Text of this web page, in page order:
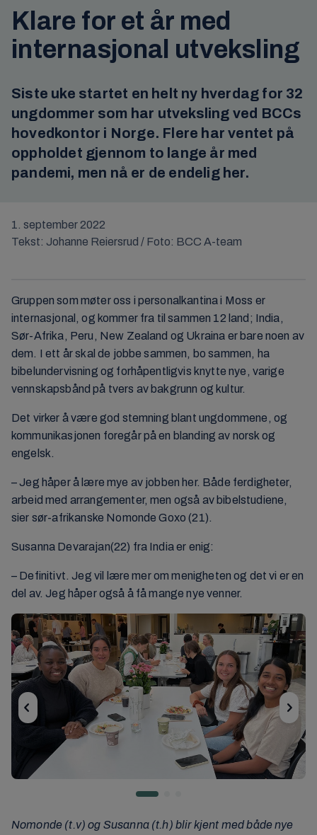
Klare for et år med
internasjonal utveksling
Siste uke startet en helt ny hverdag for 32
ungdommer som har utveksling ved BCCs
hovedkontor i Norge. Flere har ventet på
oppholdet gjennom to lange år med
pandemi, men nå er de endelig her.
1. september 2022
Tekst: Johanne Reiersrud / Foto: BCC A-team
Gruppen som møter oss i personalkantina i Moss er
internasjonal, og kommer fra til sammen 12 land; India,
Sør-Afrika, Peru, New Zealand og Ukraina er bare noen av
dem. I ett år skal de jobbe sammen, bo sammen, ha
bibelundervisning og forhåpentligvis knytte nye, varige
vennskapsbånd på tvers av bakgrunn og kultur.
Det virker å være god stemning blant ungdommene, og
kommunikasjonen foregår på en blanding av norsk og
engelsk.
– Jeg håper å lære mye av jobben her. Både ferdigheter,
arbeid med arrangementer, men også av bibelstudiene,
sier sør-afrikanske Nomonde Goxo (21).
Susanna Devarajan(22) fra India er enig:
– Definitivt. Jeg vil lære mer om menigheten og det vi er en
del av. Jeg håper også å få mange nye venner.
Nomonde (t.v) og Susanna (t.h) blir kjent med både nye